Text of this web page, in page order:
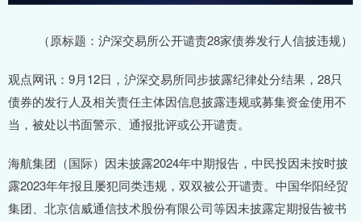
（原标题：沪深交易所公开谴责28家债券发行人信披违规）
观点网讯：9月12日，沪深交易所同步披露纪律处分结果，28只
债券的发行人及相关责任主体因信息披露违规或募集资金使用不
当，被处以书面警示、通报批评或公开谴责。
海航集团（国际）因未披露2024年中期报告，中民投因未按时披
露2023年年报且屡犯同类违规，双双被公开谴责。中国华阳经贸
集团、北京信威通信技术股份有限公司等因未披露定期报告被书